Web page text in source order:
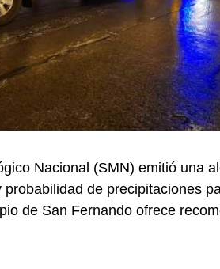
Nacional (SMN) emitió una
probabilidad de precipitaciones
de San Fernando ofrece